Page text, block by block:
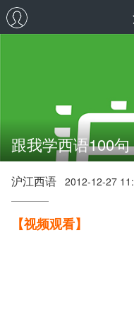
跟我学西语100
沪江西语 2012-12-27
【视频观看】